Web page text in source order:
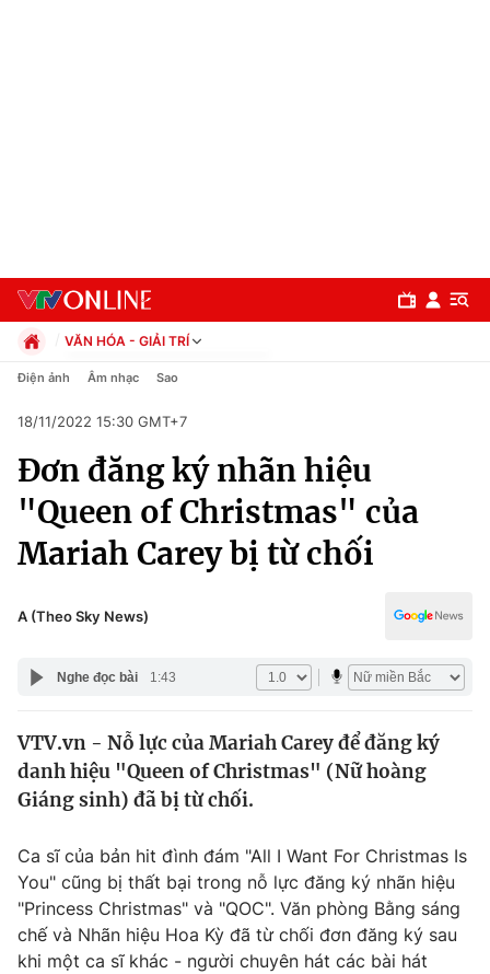
Chuyên mục
Chính trị
Xã hội
Pháp luật
Y tế
Thế giới
Tin tức
Câu chuyện quốc tế
Kinh tế
Tài chính
Thị trường
Góc doanh nghiệp
Dữ liệu và đời sống
Truyền hình
VĂN HÓA - GIẢI TRÍ
Chính trị
Pháp luật
Kinh tế
Thể thao
Truyền hình
Văn hóa - Giải trí
Công nghệ
Điện ảnh Âm nhạc Sao
18/11/2022 15:30 GMT+7
Đơn đăng ký nhãn hiệu
"Queen of Christmas" của
Mariah Carey bị từ chối
A (Theo Sky News)
Nghe đọc bài 1:43
VTV.vn - Nỗ lực của Mariah Carey để đăng ký
danh hiệu "Queen of Christmas" (Nữ hoàng
Giáng sinh) đã bị từ chối.
Ca sĩ của bản hit đình đám "All I Want For Christmas Is
You" cũng bị thất bại trong nỗ lực đăng ký nhãn hiệu
"Princess Christmas" và "QOC". Văn phòng Bằng sáng
chế và Nhãn hiệu Hoa Kỳ đã từ chối đơn đăng ký sau
khi một ca sĩ khác - người chuyên hát các bài hát